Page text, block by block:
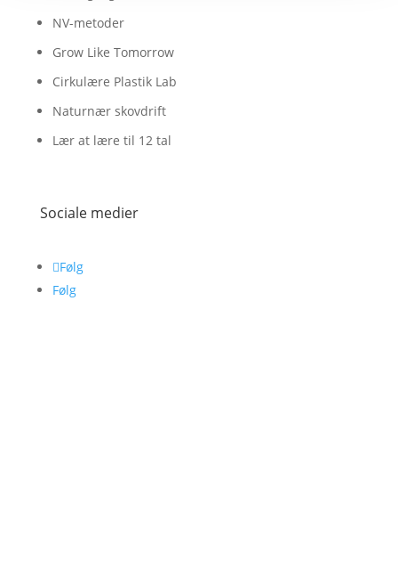
NV-metoder
Grow Like Tomorrow
Cirkulære Plastik Lab
Naturnær skovdrift
Lær at lære til 12 tal
Sociale medier
Følg
Følg